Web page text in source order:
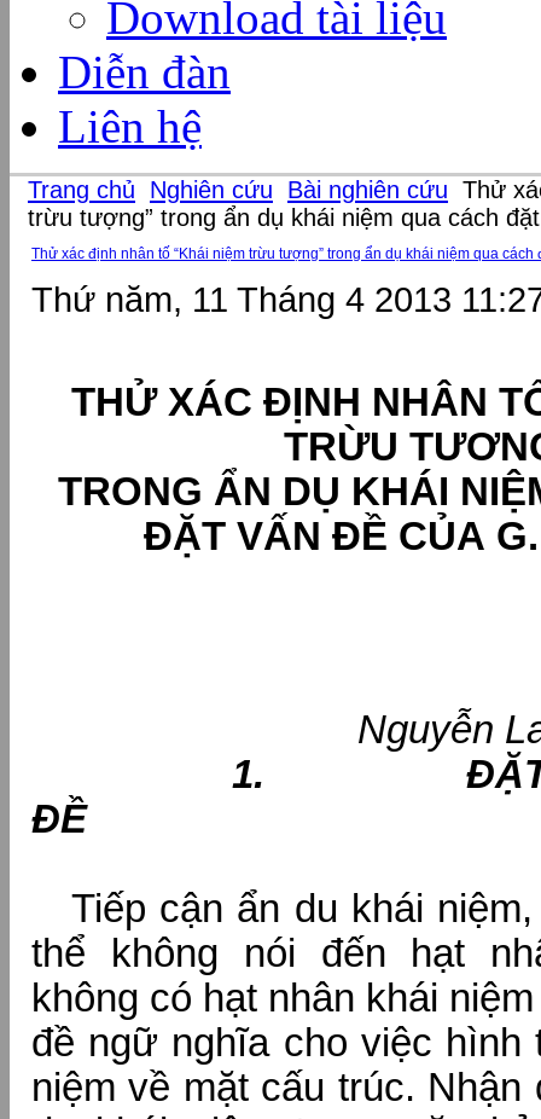
Download tài liệu
Diễn đàn
Liên hệ
Trang chủ Nghiên cứu Bài nghiên cứu Thử
trừu tượng” trong ẩn dụ khái niệm qua cách
Thử xác định nhân tố “Khái niệm trừu tượng” trong ẩn dụ khái niệm qua cách
Thứ năm, 11 Tháng 4 2013
THỬ XÁC ĐỊNH NHÂN
TRỪU
TRONG ẨN DỤ KHÁI
ĐẶT VẤN ĐỀ CỦA
Nguyễn
1. ĐẶT
Tiếp cận ẩn du khái
thể không nói đến hạt
không có hạt nhân khái
đề ngữ nghĩa cho việc hình
niệm về mặt cấu trúc. Nhận